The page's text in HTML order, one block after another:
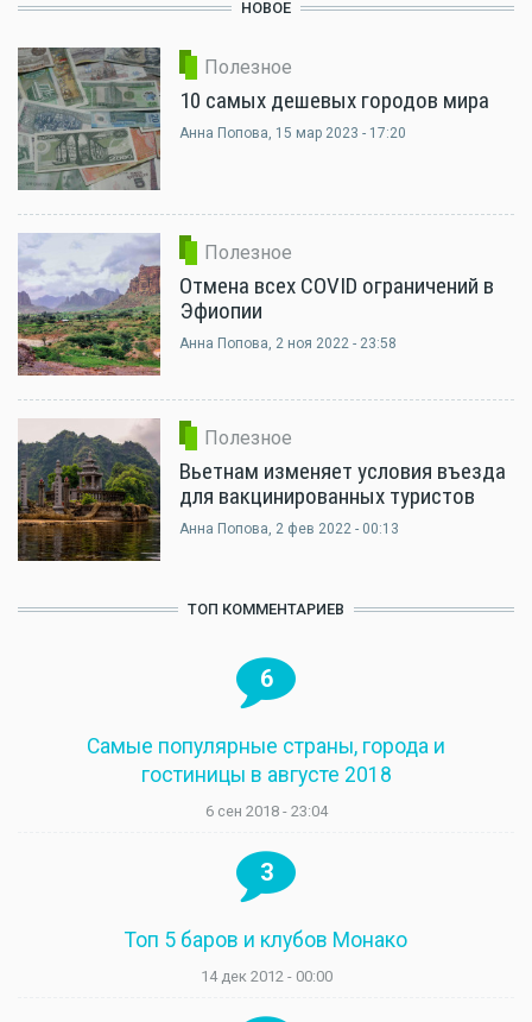
НОВОЕ
Полезное
10 самых дешевых городов мира
Анна Попова, 15 мар 2023 - 17:20
Полезное
Отмена всех COVID ограничений в
Эфиопии
Анна Попова, 2 ноя 2022 - 23:58
Полезное
Вьетнам изменяет условия въезда
для вакцинированных туристов
Анна Попова, 2 фев 2022 - 00:13
ТОП КОММЕНТАРИЕВ
6
Самые популярные страны, города и
гостиницы в августе 2018
6 сен 2018 - 23:04
3
Топ 5 баров и клубов Монако
14 дек 2012 - 00:00